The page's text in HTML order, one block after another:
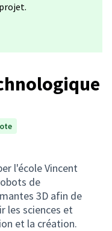
l'école Vincent
de
3D afin de
les sciences et
et la création.